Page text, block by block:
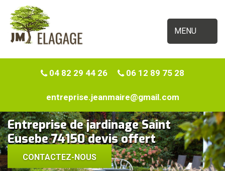
MENU
04 82 29 44 26 06 12 89 75 28
entreprise.jeanmaire@gmail.com
Entreprise de jardinage Saint
Eusebe 74150 devis offert
CONTACTEZ-NOUS